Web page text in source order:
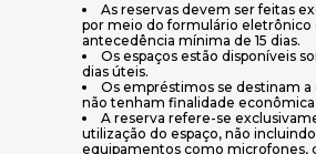
As reservas devem ser feitas
por meio do formulário eletrônico
antecedência mínima de 15 dias.
Os espaços estão disponíveis
dias úteis.
Os empréstimos se destinam
não tenham finalidade
A reserva refere-se
utilização do espaço, não
equipamentos como microfones,